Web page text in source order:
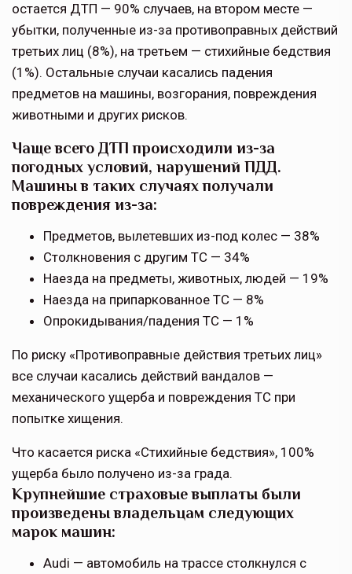
остается ДТП — 90% случаев, на втором месте —
убытки, полученные из-за противоправных действий
третьих лиц (8%), на третьем — стихийные бедствия
(1%). Остальные случаи касались падения
предметов на машины, возгорания, повреждения
животными и других рисков.
Чаще всего ДТП происходили из-за
погодных условий, нарушений ПДД.
Машины в таких случаях получали
повреждения из-за:
Предметов, вылетевших из-под колес — 38%
Столкновения с другим ТС — 34%
Наезда на предметы, животных, людей — 19%
Наезда на припаркованное ТС — 8%
Опрокидывания/падения ТС — 1%
По риску «Противоправные действия третьих лиц»
все случаи касались действий вандалов —
механического ущерба и повреждения ТС при
попытке хищения.
Что касается риска «Стихийные бедствия», 100%
ущерба было получено из-за града.
Крупнейшие страховые выплаты были
произведены владельцам следующих
марок машин:
Audi — автомобиль на трассе столкнулся с